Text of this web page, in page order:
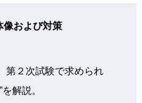
および対策
第２次試験で求められ
解説。